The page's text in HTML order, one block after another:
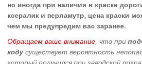
но иногда при наличии в краске
ксералик и перламутр, цена краски
чем мы предупредим вас заранее.
Обращаем ваше внимание , что при
коду существует вероятность
который получился при заводской